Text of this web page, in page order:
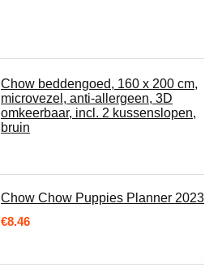
Chow beddengoed, 160 x 200 cm,
microvezel, anti-allergeen, 3D
omkeerbaar, incl. 2 kussenslopen,
bruin
Chow Chow Puppies Planner 2023
€8.46